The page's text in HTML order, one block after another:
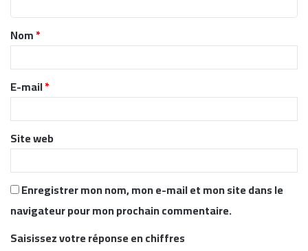
t
a
r
e
*
Nom*
E-mail*
Site web
Enregistrer mon nom, mon e-mail et mon site dans le
navigateur pour mon prochain commentaire.
Saisissez votre réponse en chiffres